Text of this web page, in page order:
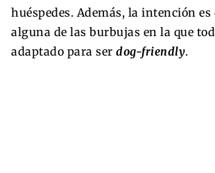
huéspedes. Además, la intención
alguna de las burbujas en la que
adaptado para ser dog-friendly.